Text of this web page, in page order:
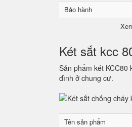
Bảo hành
Két sắt kcc
Sản phẩm két
đình ở chung cư.
Tên sản phẩm